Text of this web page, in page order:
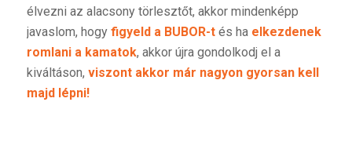
élvezni az alacsony törlesztőt, akkor mindenképp
javaslom, hogy figyeld a BUBOR-t és ha elkezdenek
romlani a kamatok, akkor újra gondolkodj el a
kiváltáson, viszont akkor már nagyon gyorsan kell
majd lépni!